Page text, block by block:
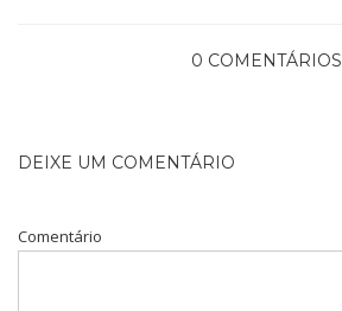
0 COMENTÁRIOS
DEIXE UM COMENTÁRIO
Comentário